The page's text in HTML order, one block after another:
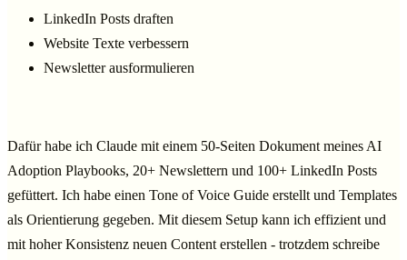
LinkedIn Posts draften
Website Texte verbessern
Newsletter ausformulieren
Dafür habe ich Claude mit einem 50-Seiten Dokument meines AI
Adoption Playbooks, 20+ Newslettern und 100+ LinkedIn Posts
gefüttert. Ich habe einen Tone of Voice Guide erstellt und Templates
als Orientierung gegeben. Mit diesem Setup kann ich effizient und
mit hoher Konsistenz neuen Content erstellen - trotzdem schreibe